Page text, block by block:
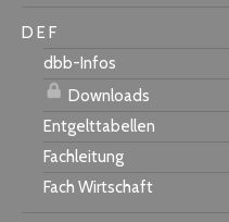
D E F
dbb-Infos
Downloads
Entgelttabellen
Fachleitung
Fach Wirtschaft